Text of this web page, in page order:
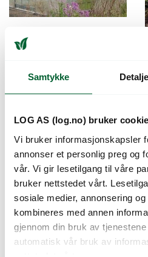
Samtykke
LOG AS (log.no) bruker
Vi bruker informasjonskapsler
annonser et personlig preg og
vår. Vi gir lesetilgang til våre
bruker nettstedet vårt.
sosiale medier, annonsering
kombineres med annen
gjennom din bruk av
automatisk vår bruk av
FILCLAIR
FILCLAIR
VERTICLAIR –